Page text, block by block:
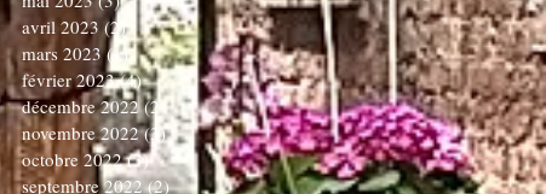
avril 2023 (2)2 posts
mars 2023 (1)1 post
février 2023 (4)4 posts
décembre 2022 (2)2 posts
novembre 2022 (3)3 posts
octobre 2022 (3)3 posts
septembre 2022 (2)2 posts